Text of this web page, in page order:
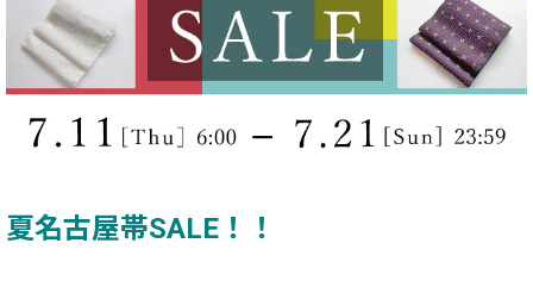
夏名古屋帯SALE！！